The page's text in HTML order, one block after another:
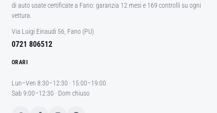
di auto usate certificate a Fano: garanzia 12 mesi e 169 controlli su ogni
vettura.
Via Luigi Einaudi 56, Fano (PU)
0721 806512
ORARI
Lun–Ven 8:30–12:30 · 15:00–19:00
Sab 9:00–12:30 · Dom chiuso